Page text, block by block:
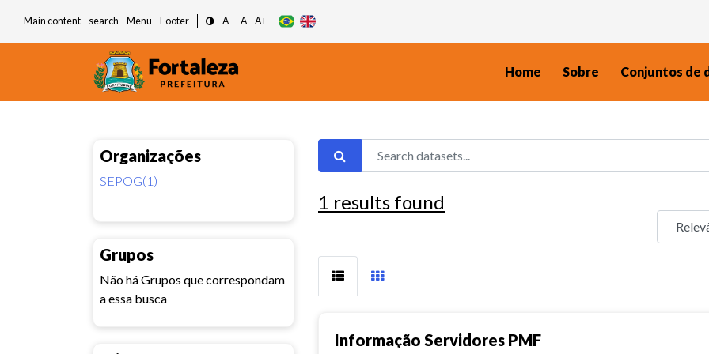
Main content search Menu Footer A- A A+
Home Sobre Conjuntos de
Organizações
SEPOG(1)
Grupos
Não há Grupos que correspondam
a essa busca
1 results found
Informação Servidores PMF